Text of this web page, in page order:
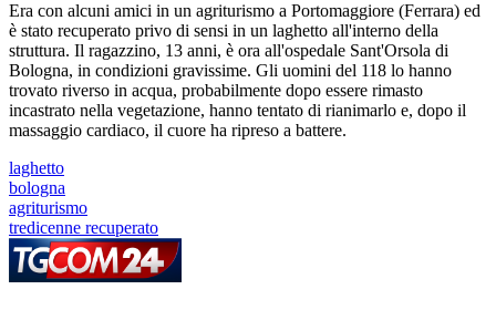
Era con alcuni amici in un agriturismo a Portomaggiore (Ferrara) ed
è stato recuperato privo di sensi in un laghetto all'interno della
struttura. Il ragazzino, 13 anni, è ora all'ospedale Sant'Orsola di
Bologna, in condizioni gravissime. Gli uomini del 118 lo hanno
trovato riverso in acqua, probabilmente dopo essere rimasto
incastrato nella vegetazione, hanno tentato di rianimarlo e, dopo il
massaggio cardiaco, il cuore ha ripreso a battere.
laghetto
bologna
agriturismo
tredicenne recuperato